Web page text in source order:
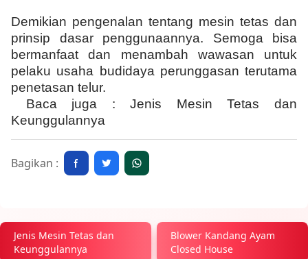
Demikian pengenalan tentang mesin tetas dan
prinsip dasar penggunaannya. Semoga bisa
bermanfaat dan menambah wawasan untuk
pelaku usaha budidaya perunggasan terutama
penetasan telur.
Baca juga :Jenis Mesin Tetas dan
Keunggulannya
Bagikan :
Jenis Mesin Tetas dan
Keunggulannya
Blower Kandang Ayam
Closed House